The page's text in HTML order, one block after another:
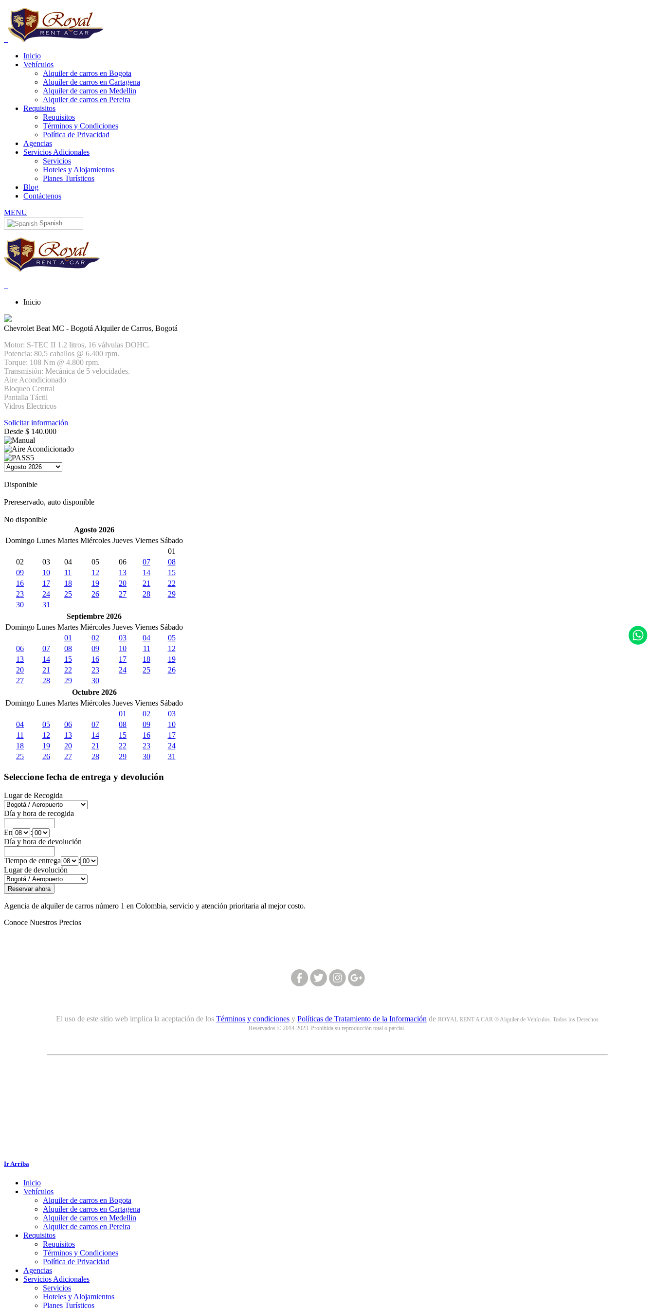
bogota precios, alquiler de carros bogota para uber, alquiler de carros bogota pago en efectivo, alquiler de carros en bogota por dias, alquiler de carros en bogota por horas, alquiler carros de perros bogota,
Inicio
Vehículos
Alquiler de carros en Bogota
Alquiler de carros en Cartagena
Alquiler de carros en Medellin
Alquiler de carros en Pereira
Requisitos
Requisitos
Términos y Condiciones
Política de Privacidad
Agencias
Servicios Adicionales
Servicios
Hoteles y Alojamientos
Planes Turísticos
Blog
Contáctenos
MENU
Spanish
Inicio
Chevrolet Beat MC - Bogotá Alquiler de Carros, Bogotá
Motor: S-TEC II 1.2 litros, 16 válvulas DOHC.
Potencia: 80,5 caballos @ 6.400 rpm.
Torque: 108 Nm @ 4.800 rpm.
Transmisión: Mecánica de 5 velocidades.
Aire Acondicionado
Bloqueo Central
Pantalla Táctil
Vidros Electricos
Solicitar información
Desde $ 140.000
Disponible
Prereservado, auto disponible
No disponible
Agosto 2026
Domingo Lunes Martes Miércoles Jueves Viernes Sábado
01
02
03 04 05 06 07
08
09
10 11 12 13 14
15
16
17 18 19 20 21
22
23
24 25 26 27 28
29
30
31
Septiembre 2026
Domingo Lunes Martes Miércoles Jueves Viernes Sábado
01
02 03 04
05
06
07 08 09 10 11
12
13
14 15 16 17 18
19
20
21 22 23 24 25
26
27
28 29
30
Octubre 2026
Domingo Lunes Martes Miércoles Jueves Viernes Sábado
01
02
03
04
05 06 07 08 09
10
11
12 13 14 15 16
17
18
19 20 21 22 23
24
25
26 27 28 29 30 31
Seleccione fecha de entrega y devolución
Lugar de Recogida
Día y hora de recogida
En
:
Día y hora de devolución
Tiempo de entrega
:
Lugar de devolución
Agencia de alquiler de carros número 1 en Colombia, servicio y atención prioritaria al mejor costo.
Conoce Nuestros Precios
El uso de este sitio web implica la aceptación de los Términos y condicionesy Políticas de Tratamiento de la Informaciónde ROYAL RENT A CAR ® Alquiler de Vehículos. Todos los Derechos
Reservados © 2014-2023. Prohibida su reproducción total o parcial.
Ir Arriba
Inicio
Vehículos
Alquiler de carros en Bogota
Alquiler de carros en Cartagena
Alquiler de carros en Medellin
Alquiler de carros en Pereira
Requisitos
Requisitos
Términos y Condiciones
Política de Privacidad
Agencias
Servicios Adicionales
Servicios
Hoteles y Alojamientos
Planes Turísticos